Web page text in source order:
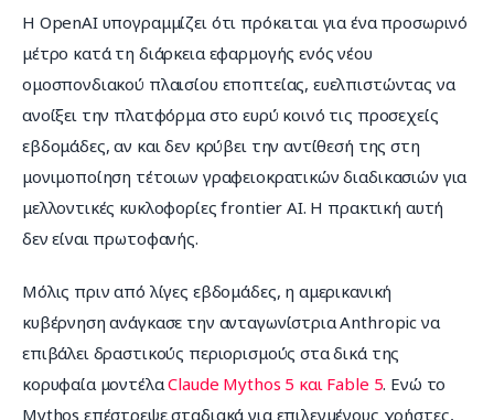
Η OpenAI υπογραμμίζει ότι πρόκειται για ένα προσωρινό
μέτρο κατά τη διάρκεια εφαρμογής ενός νέου
ομοσπονδιακού πλαισίου εποπτείας, ευελπιστώντας να
ανοίξει την πλατφόρμα στο ευρύ κοινό τις προσεχείς
εβδομάδες, αν και δεν κρύβει την αντίθεσή της στη
μονιμοποίηση τέτοιων γραφειοκρατικών διαδικασιών για
μελλοντικές κυκλοφορίες frontier AI. Η πρακτική αυτή
δεν είναι πρωτοφανής.
Μόλις πριν από λίγες εβδομάδες, η αμερικανική
κυβέρνηση ανάγκασε την ανταγωνίστρια Anthropic να
επιβάλει δραστικούς περιορισμούς στα δικά της
κορυφαία μοντέλα Claude Mythos 5 και Fable 5. Ενώ το
Mythos επέστρεψε σταδιακά για επιλεγμένους χρήστες,